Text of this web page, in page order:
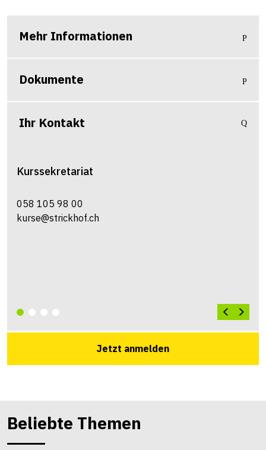
Mehr Informationen
Dokumente
Ihr Kontakt
Kurssekretariat
058 105 98 00
kurse@strickhof.ch
Jetzt anmelden
Beliebte Themen